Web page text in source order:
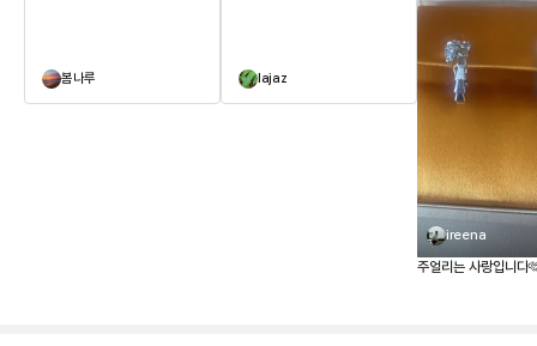
봄나루 lajaz
ireena
주얼리는 사랑입니다